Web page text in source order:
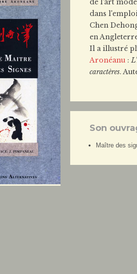
de l'art
dans
Chen
en
Il a illustré
Aronéanu :
caractères.
Son
Maître des